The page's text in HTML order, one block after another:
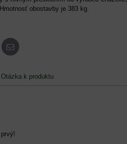
obostavby je 383 kg.
E-
mail
Otázka k produktu